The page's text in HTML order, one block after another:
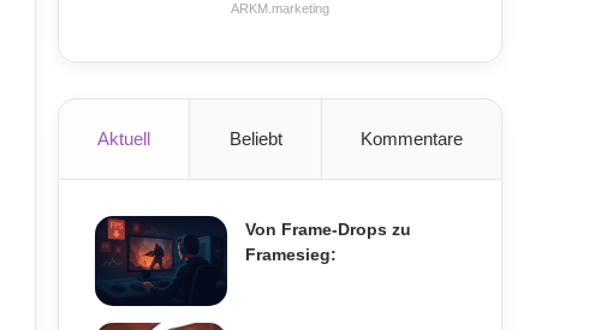
ARKM.marketing
Aktuell Beliebt Kommentare
Von Frame-Drops zu
Framesieg: